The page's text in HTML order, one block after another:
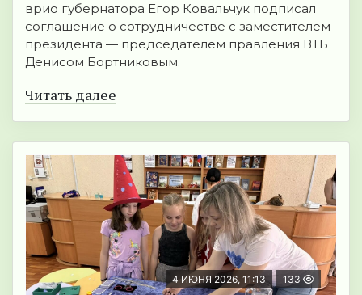
врио губернатора Егор Ковальчук подписал
соглашение о сотрудничестве с заместителем
президента — председателем правления ВТБ
Денисом Бортниковым.
Читать далее
4 ИЮНЯ 2026, 11:13 133